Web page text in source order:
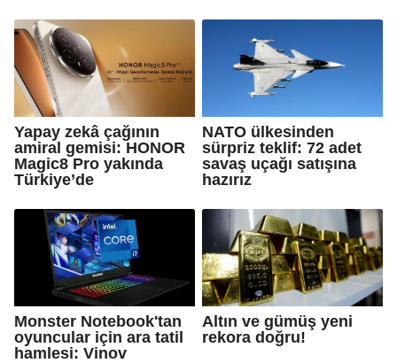
Yapay zekâ çağının
amiral gemisi: HONOR
Magic8 Pro yakında
Türkiye’de
NATO ülkesinden
sürpriz teklif: 72 adet
savaş uçağı satışına
hazırız
Monster Notebook'tan
oyuncular için ara tatil
hamlesi: Vinov
Altın ve gümüş yeni
rekora doğru!